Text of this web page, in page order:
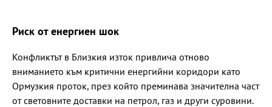
Риск от енергиен шок
Конфликтът в Близкия изток привлича отново
вниманието към критични енергийни коридори като
Ормузкия проток, през който преминава значителна част
от световните доставки на петрол, газ и други суровини.